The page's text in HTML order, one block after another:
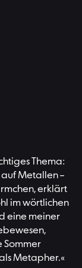
Thema:
auf Metallen –
erklärt
im wörtlichen
eine meiner
Sommer
Metapher.«